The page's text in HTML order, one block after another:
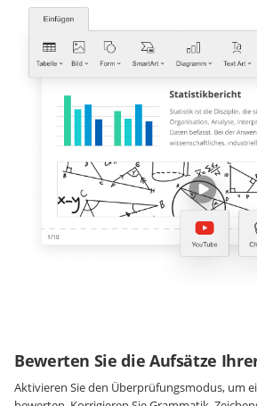
Bewerten Sie die Aufsätze
Aktivieren Sie den Überprüfungsmodus, um